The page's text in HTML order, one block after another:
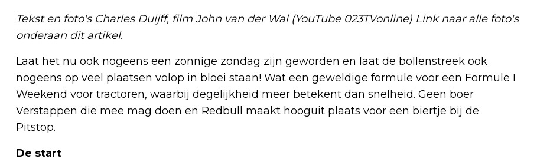
Tekst en foto's Charles Duijff, film John van der Wal (YouTube 023TVonline) Link naar alle foto's
onderaan dit artikel.
Laat het nu ook nogeens een zonnige zondag zijn geworden en laat de bollenstreek ook
nogeens op veel plaatsen volop in bloei staan! Wat een geweldige formule voor een Formule I
Weekend voor tractoren, waarbij degelijkheid meer betekent dan snelheid. Geen boer
Verstappen die mee mag doen en Redbull maakt hooguit plaats voor een biertje bij de
Pitstop.
De start